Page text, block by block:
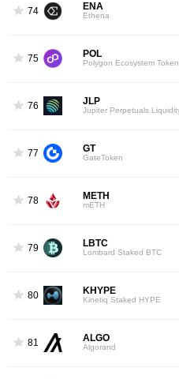
74 ENA
Ethena
75 POL
Polygon Ecosystem Token
76 JLP
77 GT
GateToken
78 METH
mETH
79 LBTC
Lombard Staked BTC
80 KHYPE
Kinetiq Staked HYPE
81 ALGO
Algorand